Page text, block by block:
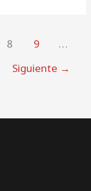
8 9
…
Siguiente →